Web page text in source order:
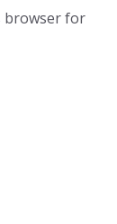
browser for